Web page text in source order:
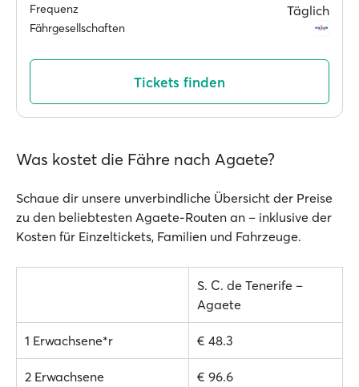
Frequenz Täglich
Fährgesellschaften
Tickets finden
Was kostet die Fähre nach Agaete?
Schaue dir unsere unverbindliche Übersicht der Preise
zu den beliebtesten Agaete-Routen an – inklusive der
Kosten für Einzeltickets, Familien und Fahrzeuge.
S. C. de Tenerife –
Agaete
1 Erwachsene*r € 48.3
2 Erwachsene € 96.6